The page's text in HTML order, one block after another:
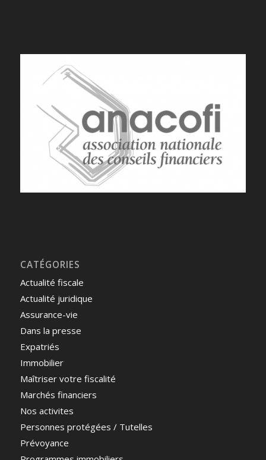
CATÉGORIES
Actualité fiscale
Actualité juridique
Assurance-vie
Dans la presse
Expatriés
Immobilier
Maîtriser votre fiscalité
Marchés financiers
Nos activites
Personnes protégées / Tutelles
Prévoyance